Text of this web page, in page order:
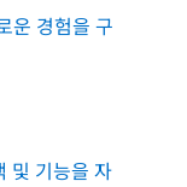
운 경험을 구
및 기능을 자